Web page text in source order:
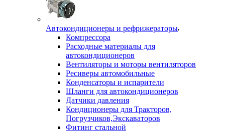
Автокондиционеры и рефрижераторы
Компрессора
Расходные материалы для
автокондиционеров
Вентиляторы и моторы вентиляторов
Ресиверы автомобильные
Конденсаторы и испарители
Шланги для автокондиционеров
Датчики давления
Кондиционеры для Тракторов,
Погрузчиков,Экскаваторов
Фитинг стальной